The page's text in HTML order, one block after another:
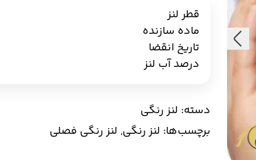
قطر لنز
ماده سازنده
تاریخ انقضا
درصد آب لنز
دسته: لنز رنگی
برچسب‌ها: لنز رنگی, لنز رنگی فصلی